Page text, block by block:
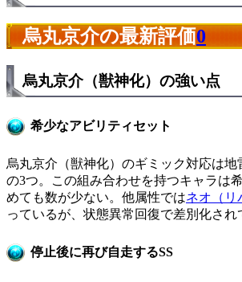
烏丸京介の最新評価0
烏丸京介（獣神化）の強い点
希少なアビリティセット
烏丸京介（獣神化）のギミック対応は
の3つ。この組み合わせを持つキャラは
めても数が少ない。他属性ではネオ（リ
っているが、状態異常回復で差別化され
停止後に再び自走するSS